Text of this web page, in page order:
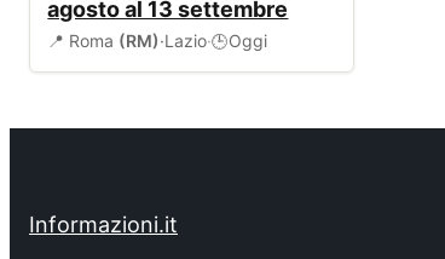
agosto al 13 settembre
📍 Roma (RM)·Lazio·🕒Oggi
Informazioni.it